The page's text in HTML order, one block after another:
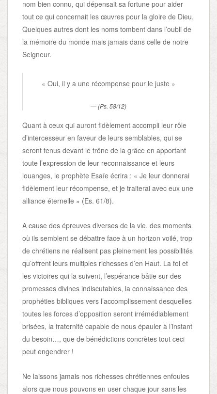
nom bien connu, qui dépensait sa fortune pour aider
tout ce qui concernait les œuvres pour la gloire de Dieu.
Quelques autres dont les noms tombent dans l’oubli de
la mémoire du monde mais jamais dans celle de notre
Seigneur.
« Oui, il y a une récompense pour le juste »
(Ps. 58/12)
Quant à ceux qui auront fidèlement accompli leur rôle
d’intercesseur en faveur de leurs semblables, qui se
seront tenus devant le trône de la grâce en apportant
toute l’expression de leur reconnaissance et leurs
louanges, le prophète Esaïe écrira : « Je leur donnerai
fidèlement leur récompense, et je traiterai avec eux une
alliance éternelle » (Es. 61/8).
A cause des épreuves diverses de la vie, des moments
où ils semblent se débattre face à un horizon voilé, trop
de chrétiens ne réalisent pas pleinement les possibilités
qu’offrent leurs multiples richesses d’en Haut. La foi et
les victoires qui la suivent, l’espérance bâtie sur des
promesses divines indiscutables, la connaissance des
prophéties bibliques vers l’accomplissement desquelles
toutes les forces d’opposition seront irrémédiablement
brisées, la fraternité capable de nous épauler à l’instant
du besoin…, que de bénédictions concrètes tout ceci
peut engendrer !
Ne laissons jamais nos richesses chrétiennes enfouies
alors que nous pouvons en user chaque jour sans les